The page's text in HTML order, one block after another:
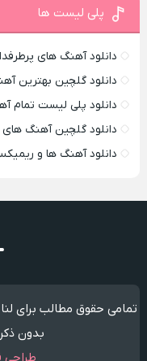
پلی لیست ها
دانلود آهنگ های
دانلود گلچین بهترین
دانلود پلی لیست تمام
دانلود گلچین آهنگ
دانلود آهنگ ها و
تمامی حقوق مطالب برای
بدون